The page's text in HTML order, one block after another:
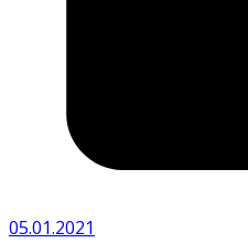
05.01.2021